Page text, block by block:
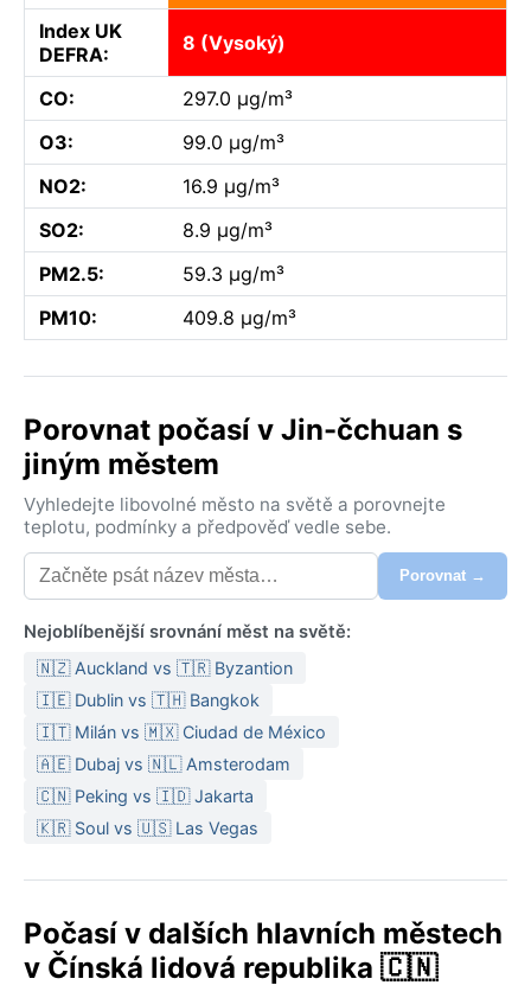
Index UK
DEFRA:
8 (Vysoký)
CO:
297.0 µg/m³
O3:
99.0 µg/m³
NO2:
16.9 µg/m³
SO2:
8.9 µg/m³
PM2.5:
59.3 µg/m³
PM10:
409.8 µg/m³
Porovnat počasí v Jin-čchuan s
jiným městem
Vyhledejte libovolné město na světě a porovnejte
teplotu, podmínky a předpověď vedle sebe.
Porovnat →
Nejoblíbenější srovnání měst na světě:
🇳🇿 Auckland vs 🇹🇷 Byzantion
🇮🇪 Dublin vs 🇹🇭 Bangkok
🇮🇹 Milán vs 🇲🇽 Ciudad de México
🇦🇪 Dubaj vs 🇳🇱 Amsterodam
🇨🇳 Peking vs 🇮🇩 Jakarta
🇰🇷 Soul vs 🇺🇸 Las Vegas
Počasí v dalších hlavních městech
v Čínská lidová republika 🇨🇳